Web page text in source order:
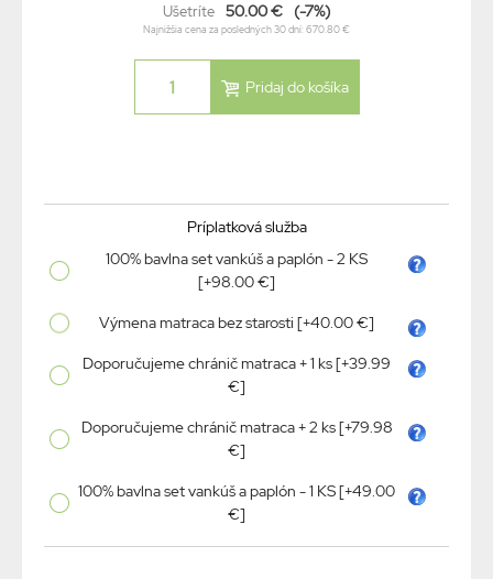
Ušetríte 50.00 € (-7%)
Najnižšia cena za posledných 30 dní: 670.80 €
Príplatková služba
100% bavlna set vankúš a paplón - 2 KS
[+98.00 €]
Výmena matraca bez starosti [+40.00 €]
Doporučujeme chránič matraca + 1 ks [+39.99
€]
Doporučujeme chránič matraca + 2 ks [+79.98
€]
100% bavlna set vankúš a paplón - 1 KS [+49.00
€]